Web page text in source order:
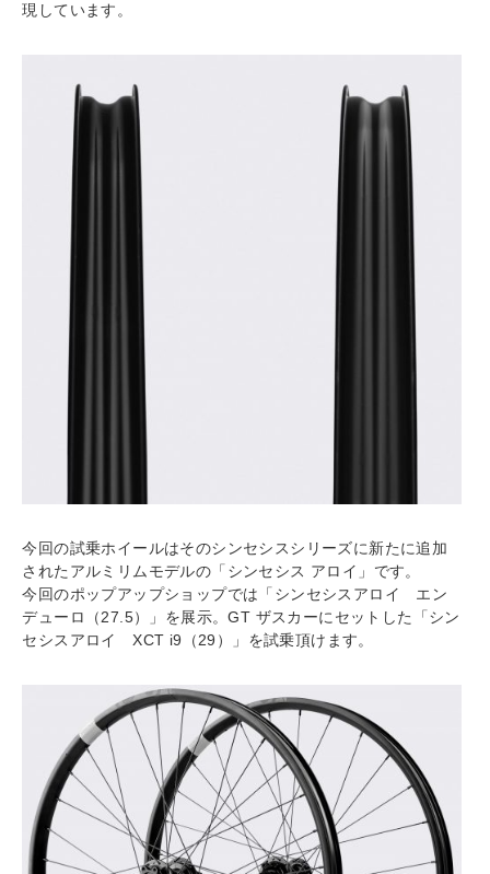
現しています。
今回の試乗ホイールはそのシンセシスシリーズに新たに追加
されたアルミリムモデルの「シンセシス アロイ」です。
今回のポップアップショップでは「シンセシスアロイ エン
デューロ（27.5）」を展示。GT ザスカーにセットした「シン
セシスアロイ XCT i9（29）」を試乗頂けます。